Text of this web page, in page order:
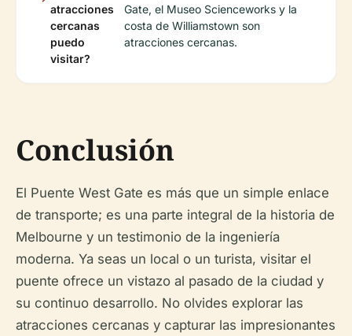
atracciones
cercanas
puedo
visitar?
Gate, el Museo Scienceworks y la
costa de Williamstown son
atracciones cercanas.
Conclusión
El Puente West Gate es más que un simple enlace
de transporte; es una parte integral de la historia de
Melbourne y un testimonio de la ingeniería
moderna. Ya seas un local o un turista, visitar el
puente ofrece un vistazo al pasado de la ciudad y
su continuo desarrollo. No olvides explorar las
atracciones cercanas y capturar las impresionantes